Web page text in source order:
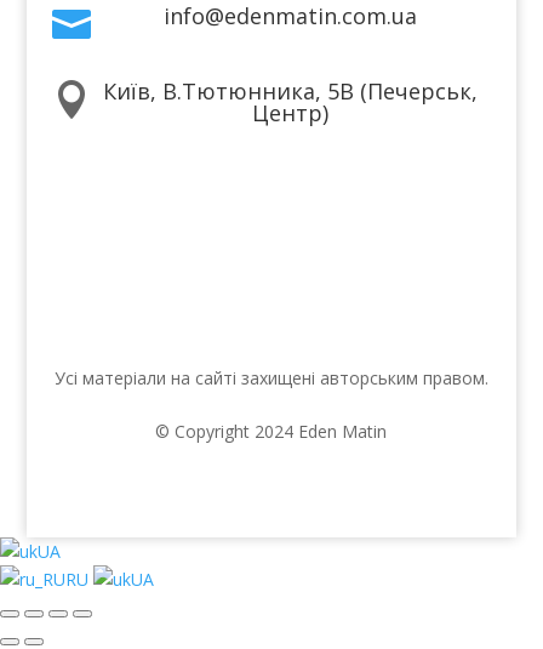
 info@edenmatin.com.ua
 Київ, В.Тютюнника, 5В (Печерськ,
Центр)
Усі матеріали на сайті захищені авторським правом.
© Copyright 2024 Eden Matin
UA
RU
UA